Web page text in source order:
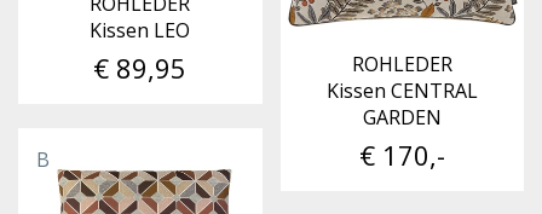
Kissen LEO
€ 89,95
ROHLEDER
Kissen CENTRAL
GARDEN
€ 170,-
B